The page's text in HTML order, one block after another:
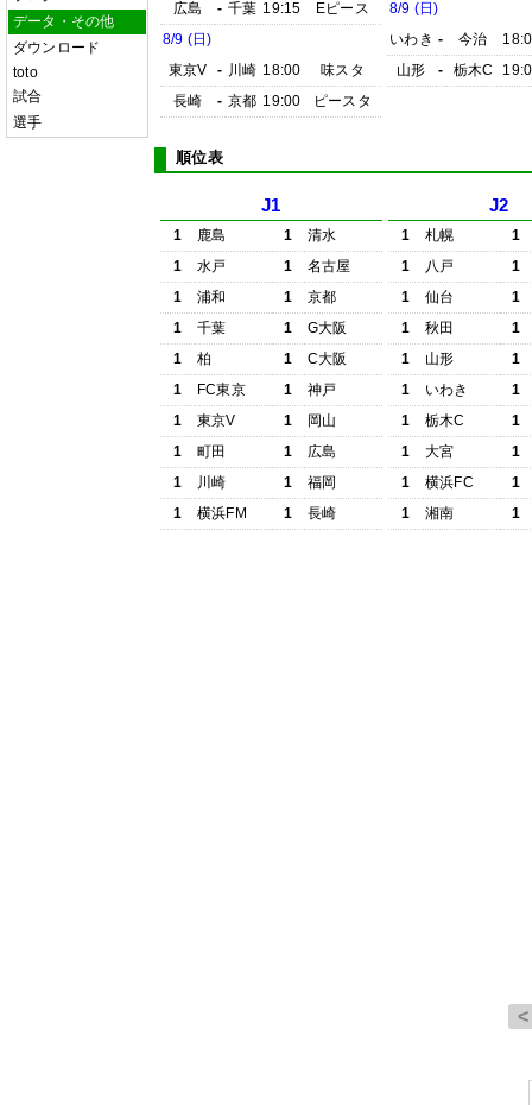
データ・その他
ダウンロード
toto
試合
選手
広島
- 千葉 19:15
Eピース
8/9 (日)
東京V
- 川崎 18:00
味スタ
長崎
- 京都 19:00 ピースタ
8/9 (日)
いわき - 今治
山形
- 栃木C
順位表
J1
1 鹿島 1
清水
1
水戸 1
名古屋
1
浦和 1
京都
1
千葉 1
G大阪
1
柏 1
C大阪
1
FC東京 1
神戸
1
東京V 1
岡山
1
町田 1
広島
1
川崎 1
福岡
1
横浜FM 1 長崎
J2
1 札幌
1
1
八戸
1
1
仙台
1
1
秋田
1
1
山形
1
1
いわき
1
1
栃木C
1
1
大宮
1
1
横浜FC
1
1
湘南 1